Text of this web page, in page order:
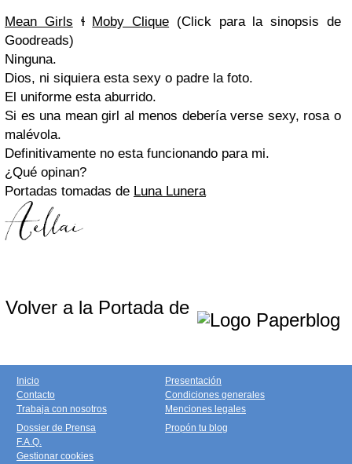
Mean Girls ɬ Moby Clique (Click para la sinopsis de
Goodreads)
Ninguna.
Dios, ni siquiera esta sexy o padre la foto.
El uniforme esta aburrido.
Si es una mean girl al menos debería verse sexy, rosa o
malévola.
Definitivamente no esta funcionando para mi.
¿Qué opinan?
Portadas tomadas de Luna Lunera
Volver a la Portada de
Inicio
Contacto
Trabaja con nosotros
Presentación
Condiciones generales
Menciones legales
Dossier de Prensa
F.A.Q.
Gestionar cookies
Propón tu blog